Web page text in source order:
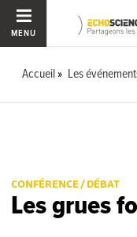
MENU
Accueil Les
CONFÉRENCE / DÉBAT
Les grues